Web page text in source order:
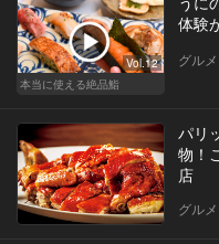
Vol.12
本当に使える絶品鮨
体験
グルメ
パリ
物！
店
グルメ